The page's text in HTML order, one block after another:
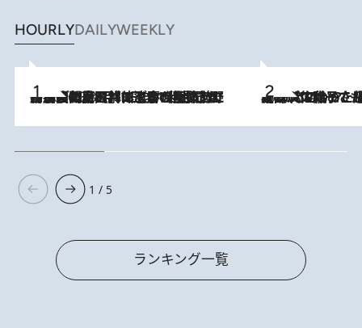
HOURLYDAILYWEEKLY
2026.8.8
「最後に見られてよかった」上野動物園の東園パンダ舎が解体前に特別公開。8月16日まで延長されたパネル展と共に辿る“半世紀”のパンダ飼育《解体工事の図面あり》 2026.8.5
【阿川佐和子さんの年とる力】なぜ70代で始めた趣味は“こんなに楽しい”のか？ ピアノ、俳句…スランプに陥っても続けられる“ある秘訣”とは
1 / 5
ランキング一覧